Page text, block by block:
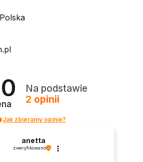
Na podstawie
2 opinii
Jak zbieramy opinie?
anetta
zweryfikowano